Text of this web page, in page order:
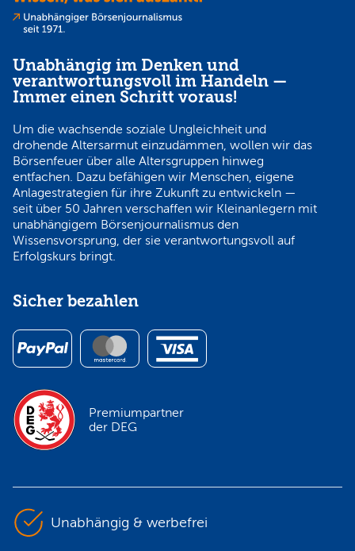
Unabhängig im Denken und
verantwortungsvoll im Handeln —
Immer einen Schritt voraus!
Um die wachsende soziale Ungleichheit und
drohende Altersarmut einzudämmen, wollen wir das
Börsenfeuer über alle Altersgruppen hinweg
entfachen. Dazu befähigen wir Menschen, eigene
Anlagestrategien für ihre Zukunft zu entwickeln —
seit über 50 Jahren verschaffen wir Kleinanlegern mit
unabhängigem Börsenjournalismus den
Wissensvorsprung, der sie verantwortungsvoll auf
Erfolgskurs bringt.
Sicher bezahlen
Premiumpartner
der DEG
Unabhängig & werbefrei